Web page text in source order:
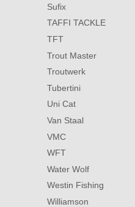
Sufix
TAFFI TACKLE
TFT
Trout Master
Troutwerk
Tubertini
Uni Cat
Van Staal
VMC
WFT
Water Wolf
Westin Fishing
Williamson